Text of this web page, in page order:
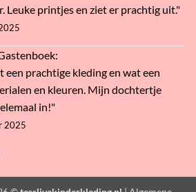
Leuke printjes en ziet er prachtig uit."
:
een prachtige kleding en wat een
en kleuren. Mijn dochtertje
in!"
2025